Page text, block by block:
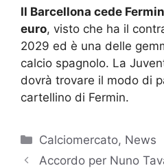
Il Barcellona cede
euro, visto che ha il
2029 ed è una delle
calcio spagnolo. La
dovrà trovare il modo di
cartellino di Fermin.
Categorie
Calciomercato, News
Accordo per Nuno